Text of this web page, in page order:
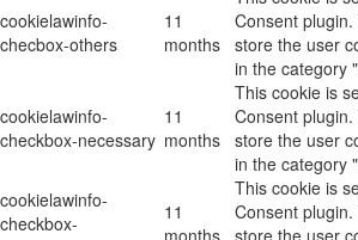
cookielawinfo-
checbox-others
11
months
Consent
store the user
in the category
cookielawinfo-
checkbox-necessary
11
months
This cookie is
Consent
store the user
in the category
cookielawinfo-
checkbox-
11
months
This cookie is
Consent
store the user